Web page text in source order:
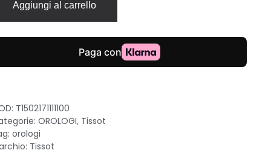
Aggiungi al carrello
T1502171111100
OROLOGI, Tissot
orologi
Tissot